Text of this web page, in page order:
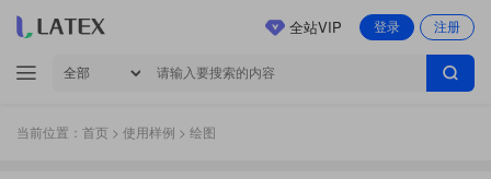
登录 注册
全站VIP
当前位置： 首页 > 使用样例 > 绘图